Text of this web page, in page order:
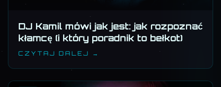
DJ Kamil mówi jak jest: jak rozpoznać
kłamcę (i który poradnik to bełkot)
CZYTAJ DALEJ →